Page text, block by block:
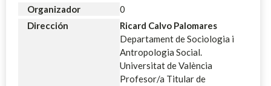
Organizador
0
Dirección
Ricard Calvo Palomares
Departament de Sociologia i
Antropologia Social.
Universitat de València
Profesor/a Titular de